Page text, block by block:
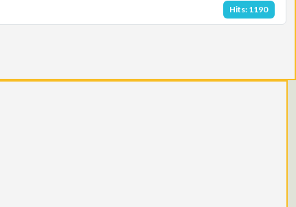
Hits: 1190